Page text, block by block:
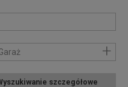
+
szczegółowe